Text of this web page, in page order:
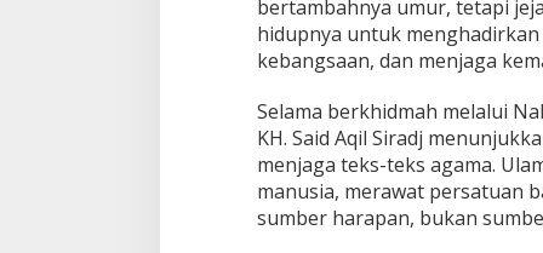
e
n
g
a
J
e
m
b
bertambahnya umur, tetapi
hidupnya untuk
kebangsaan, dan menjaga
Selama berkhidmah melalui
KH. Said Aqil Siradj
menjaga teks-teks agama.
manusia, merawat persatuan
sumber harapan, bukan